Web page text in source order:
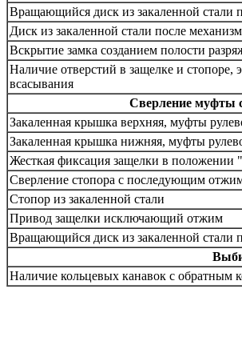
Вращающийся диск из закаленной стали
Диск из закаленной стали после
Вскрытие замка созданием полости
Наличие отверстий в защелке и
всасывания
Сверление муфты
Закаленная крышка верхняя, муфты
Закаленная крышка нижняя, муфты
Жесткая фиксация защелки в
Сверление стопора с последующим
Стопор из закаленной стали
Привод защелки исключающий отжим
Вращающийся диск из закаленной стали
Наличие кольцевых канавок с обратным